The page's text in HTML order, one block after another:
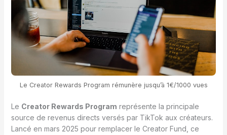
Le Creator Rewards Program rémunère jusqu’à 1€/1000 vues
Le Creator Rewards Program représente la principale
source de revenus directs versés par TikTok aux créateurs.
Lancé en mars 2025 pour remplacer le Creator Fund, ce